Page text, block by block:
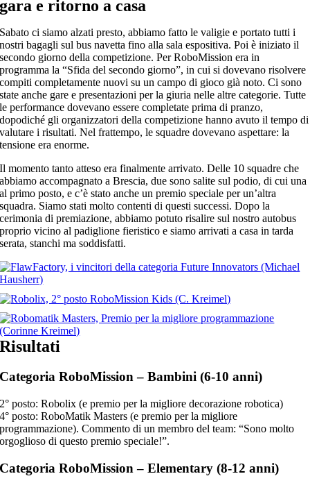
gara e ritorno a casa
Sabato ci siamo alzati presto, abbiamo fatto le valigie e portato tutti i
nostri bagagli sul bus navetta fino alla sala espositiva. Poi è iniziato il
secondo giorno della competizione. Per RoboMission era in
programma la “Sfida del secondo giorno”, in cui si dovevano risolvere
compiti completamente nuovi su un campo di gioco già noto. Ci sono
state anche gare e presentazioni per la giuria nelle altre categorie. Tutte
le performance dovevano essere completate prima di pranzo,
dopodiché gli organizzatori della competizione hanno avuto il tempo di
valutare i risultati. Nel frattempo, le squadre dovevano aspettare: la
tensione era enorme.
Il momento tanto atteso era finalmente arrivato. Delle 10 squadre che
abbiamo accompagnato a Brescia, due sono salite sul podio, di cui una
al primo posto, e c’è stato anche un premio speciale per un’altra
squadra. Siamo stati molto contenti di questi successi. Dopo la
cerimonia di premiazione, abbiamo potuto risalire sul nostro autobus
proprio vicino al padiglione fieristico e siamo arrivati a casa in tarda
serata, stanchi ma soddisfatti.
Risultati
CategoriaRoboMission – Bambini (6-10 anni)
2° posto: Robolix (e premio per la migliore decorazione robotica)
4° posto: RoboMatik Masters (e premio per la migliore
programmazione). Commento di un membro del team: “Sono molto
orgoglioso di questo premio speciale!”.
CategoriaRoboMission –Elementary (8-12 anni)